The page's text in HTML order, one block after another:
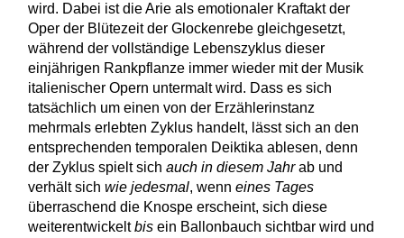
wird. Dabei ist die Arie als emotionaler Kraftakt der
Oper der Blütezeit der Glockenrebe gleichgesetzt,
während der vollständige Lebenszyklus dieser
einjährigen Rankpflanze immer wieder mit der Musik
italienischer Opern untermalt wird. Dass es sich
tatsächlich um einen von der Erzählerinstanz
mehrmals erlebten Zyklus handelt, lässt sich an den
entsprechenden temporalen Deiktika ablesen, denn
der Zyklus spielt sichauch in diesem Jahrab und
verhält sichwie jedesmal, wenneines Tages
überraschend die Knospe erscheint, sich diese
weiterentwickeltbisein Ballonbauch sichtbar wird und